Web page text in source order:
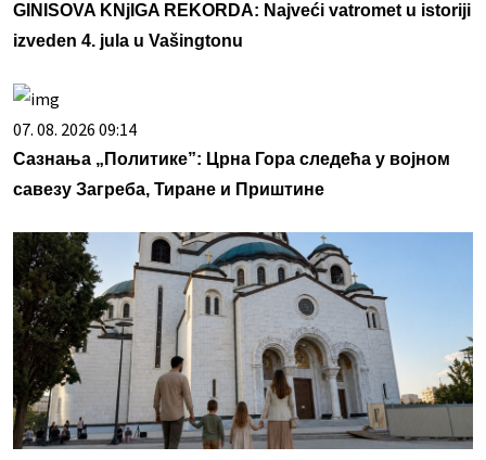
GINISOVA KNjIGA REKORDA: Najveći vatromet u istoriji
izveden 4. jula u Vašingtonu
07. 08. 2026 09:14
Сазнања „Политике”: Црна Гора следећа у војном
савезу Загреба, Тиране и Приштине